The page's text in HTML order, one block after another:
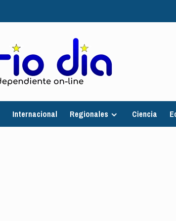
Internacional Regionales Ciencia